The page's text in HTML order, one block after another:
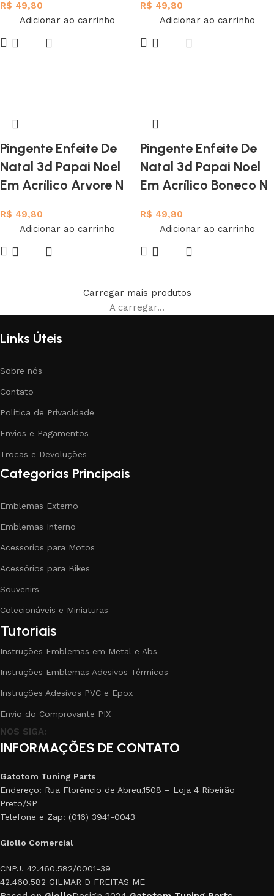
R$ 49,80
Adicionar ao carrinho
R$ 49,80
Adicionar ao carrinho
Pingente Enfeite De
Natal 3d Papai Noel
Em Acrílico Arvore N
R$ 49,80
Adicionar ao carrinho
Pingente Enfeite De
Natal 3d Papai Noel
Em Acrílico Boneco N
R$ 49,80
Adicionar ao carrinho
Carregar mais produtos
A carregar...
Links Úteis
Sobre nós
Contato
Politica de Privacidade
Envios e Pagamentos
Trocas e Devoluções
Categorias Principais
Emblemas Externo
Emblemas Interno
Acessorios para Motos
Acessórios para Bikes
Souvenirs
Colecionáveis e Miniaturas
Tutoriais
Instruções Emblemas em Metal e Abs
Instruções Emblemas Adesivos Térmicos
Instruções Adesivos PVC e Epox
Envio do Comprovante PIX
NOS SIGA:
INFORMAÇÕES DE CONTATO
Gatotom Tuning Parts
Endereço: Rua Florêncio de Abreu,1508 – Loja 4 Ribeirão
Preto/SP
Telefone e Zap: (016) 3941-0043
Giollo Comercial
CNPJ. 42.460.582/0001-39
42.460.582 GILMAR D FREITAS ME